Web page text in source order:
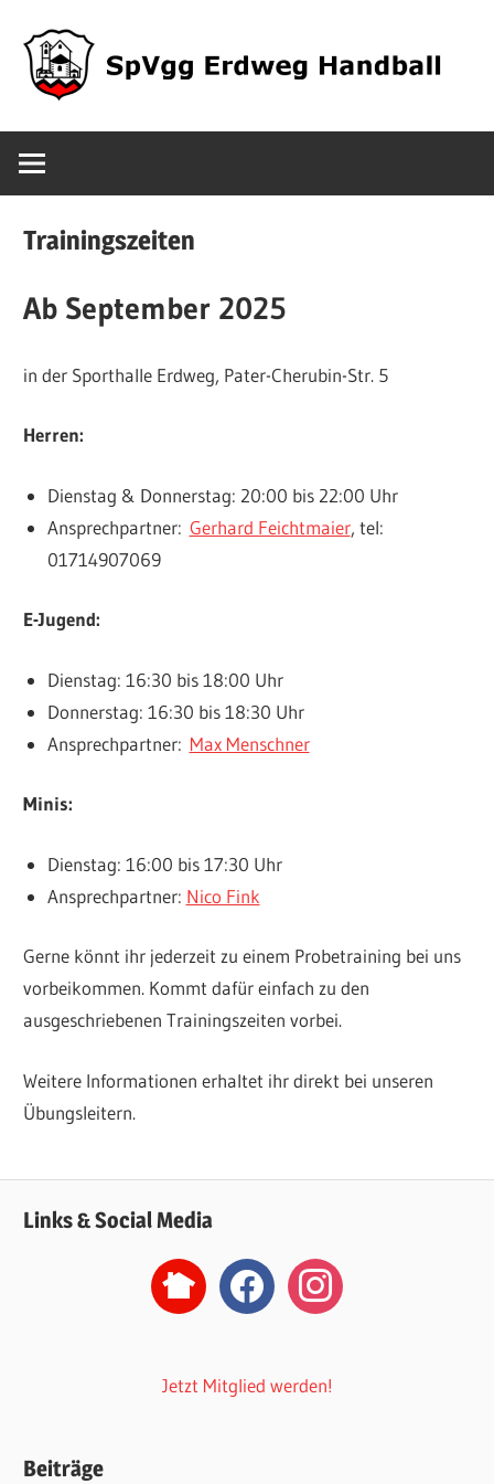
Inhalt
springen
SpVgg
Erdweg
Trainingszeiten
Ab September 2025
in der Sporthalle Erdweg, Pater-Cherubin-Str. 5
Herren:
Dienstag & Donnerstag: 20:00 bis 22:00 Uhr
Ansprechpartner: Gerhard Feichtmaier, tel:
01714907069
E-Jugend:
Dienstag: 16:30 bis 18:00 Uhr
Donnerstag: 16:30 bis 18:30 Uhr
Ansprechpartner: Max Menschner
Minis:
Dienstag: 16:00 bis 17:30 Uhr
Ansprechpartner: Nico Fink
Gerne könnt ihr jederzeit zu einem Probetraining bei uns
vorbeikommen. Kommt dafür einfach zu den
ausgeschriebenen Trainingszeiten vorbei.
Weitere Informationen erhaltet ihr direkt bei unseren
Übungsleitern.
Links & Social Media
nextdoor2facebookinstagram
Jetzt Mitglied werden!
Beiträge